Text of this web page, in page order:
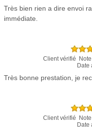
Très bien rien a dire envoi
immédiate.
Client vérifié Note
Date
Très bonne prestation, je
Client vérifié Note
Date